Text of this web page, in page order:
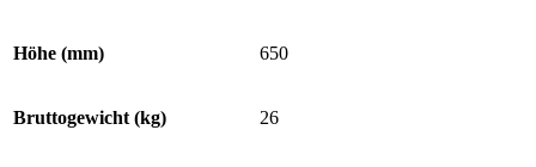
Höhe (mm) 650
Bruttogewicht (kg) 26